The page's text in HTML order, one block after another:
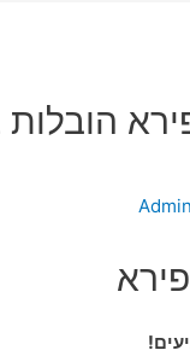
Admin